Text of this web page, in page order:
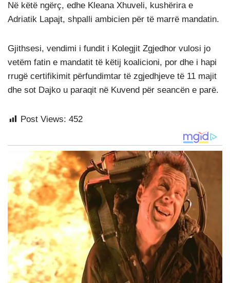
Në këtë ngërç, edhe Kleana Xhuveli, kushërira e
Adriatik Lapajt, shpalli ambicien për të marrë mandatin.
Gjithsesi, vendimi i fundit i Kolegjit Zgjedhor vulosi jo
vetëm fatin e mandatit të këtij koalicioni, por dhe i hapi
rrugë certifikimit përfundimtar të zgjedhjeve të 11 majit
dhe sot Dajko u paraqit në Kuvend për seancën e parë.
Post Views: 452